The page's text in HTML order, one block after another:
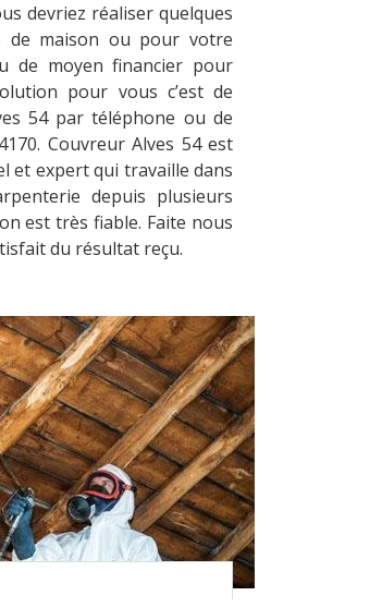
devriez réaliser quelques
de maison ou pour votre
de moyen financier pour
pour vous c’est de
54 par téléphone ou de
Couvreur Alves 54 est
et expert qui travaille dans
depuis plusieurs
est très fiable. Faite nous
du résultat reçu.